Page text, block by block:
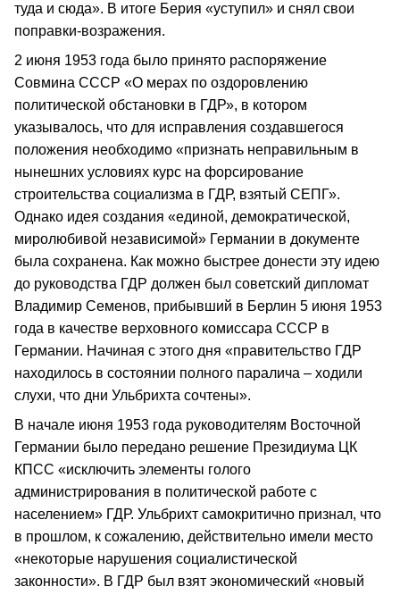
туда и сюда». В итоге Берия «уступил» и снял свои
поправки-возражения.
2 июня 1953 года было принято распоряжение
Совмина СССР «О мерах по оздоровлению
политической обстановки в ГДР», в котором
указывалось, что для исправления создавшегося
положения необходимо «признать неправильным в
нынешних условиях курс на форсирование
строительства социализма в ГДР, взятый СЕПГ».
Однако идея создания «единой, демократической,
миролюбивой независимой» Германии в документе
была сохранена. Как можно быстрее донести эту идею
до руководства ГДР должен был советский дипломат
Владимир Семенов, прибывший в Берлин 5 июня 1953
года в качестве верховного комиссара СССР в
Германии. Начиная с этого дня «правительство ГДР
находилось в состоянии полного паралича – ходили
слухи, что дни Ульбрихта сочтены».
В начале июня 1953 года руководителям Восточной
Германии было передано решение Президиума ЦК
КПСС «исключить элементы голого
администрирования в политической работе с
населением» ГДР. Ульбрихт самокритично признал, что
в прошлом, к сожалению, действительно имели место
«некоторые нарушения социалистической
законности». В ГДР был взят экономический «новый